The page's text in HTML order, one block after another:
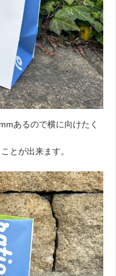
あるので横に向けたく
とが出来ます。